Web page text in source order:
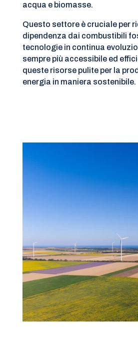
acqua e biomasse.
Questo settore è cruciale per
dipendenza dai combustibili
tecnologie in continua
sempre più accessibile ed
queste risorse pulite per la
energia in maniera sostenibile.